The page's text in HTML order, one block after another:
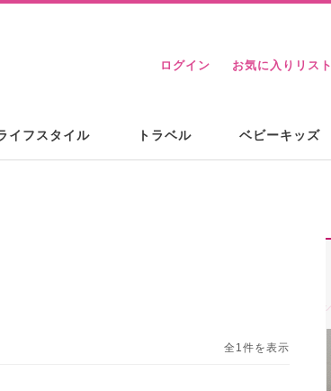
ログイン お気に入りリスト
イフスタイル トラベル ベビーキッズ
全1件を表示